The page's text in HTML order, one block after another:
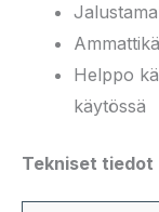
Helppo
käytössä
Tekniset tiedot